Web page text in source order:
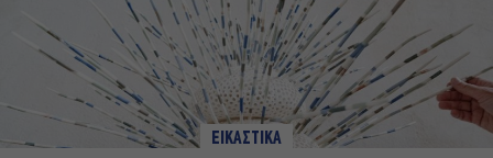
ΕΙΚΑΣΤΙΚΑ